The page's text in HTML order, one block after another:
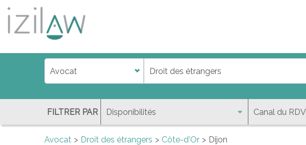
jdadi
fl
FILTRER PAR
Avocat Droit des étrangers Côte-d'Or Dijon